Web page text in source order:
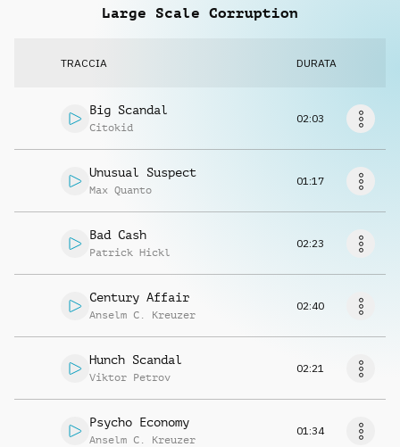
Richiedi musica
Large Scale Corruption
TRACCIA DURATA
Big Scandal
Citokid
02:03
Unusual Suspect
Max Quanto
01:17
Bad Cash
Patrick Hickl
02:23
Century Affair
Anselm C. Kreuzer
02:40
Hunch Scandal
Viktor Petrov
02:21
Psycho Economy
Anselm C. Kreuzer
01:34